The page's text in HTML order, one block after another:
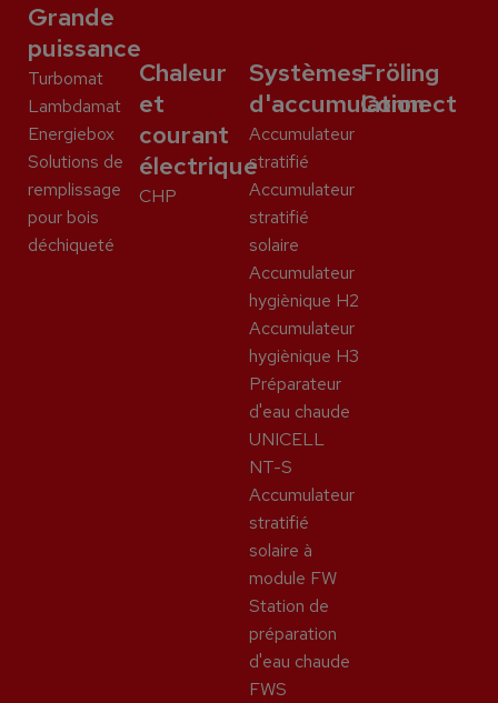
Grande
puissance
Turbomat
Lambdamat
Energiebox
Solutions de
remplissage
pour bois
déchiqueté
Chaleur
et
courant
électrique
CHP
Systèmes
d'accumulation
Accumulateur
stratifié
Accumulateur
stratifié
solaire
Accumulateur
hygiènique H2
Accumulateur
hygiènique H3
Préparateur
d'eau chaude
UNICELL
NT-S
Accumulateur
stratifié
solaire à
module FW
Station de
préparation
d'eau chaude
FWS
Fröling
Connect